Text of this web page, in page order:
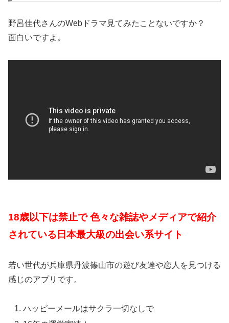
野呂佳代さんのWebドラマ見てみたことないですか？
面白いですよ。
18歳以下は禁止で 色々な雑誌やメディアで紹介
されている日本最大級の出会い系サイト
若い世代が兵庫県丹波篠山市の遊び友達や恋人を見つける
感じのアプリです。
ハッピーメールはサクラ一切なしで